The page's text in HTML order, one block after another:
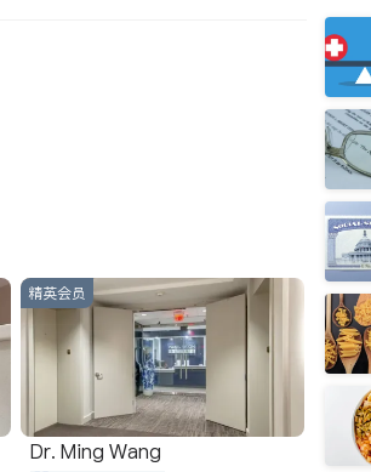
精英会员
Dr. Ming Wang